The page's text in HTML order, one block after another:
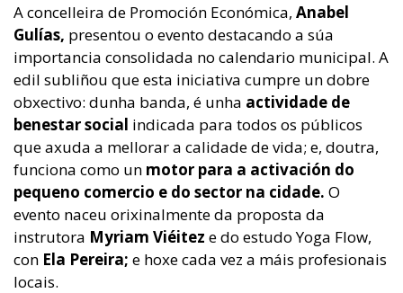
A concelleira de Promoción Económica, Anabel
Gulías, presentou o evento destacando a súa
importancia consolidada no calendario municipal. A
edil subliñou que esta iniciativa cumpre un dobre
obxectivo: dunha banda, é unha actividade de
benestar social indicada para todos os públicos
que axuda a mellorar a calidade de vida; e, doutra,
funciona como un motor para a activación do
pequeno comercio e do sector na cidade. O
evento naceu orixinalmente da proposta da
instrutora Myriam Viéitez e do estudo Yoga Flow,
con Ela Pereira; e hoxe cada vez a máis profesionais
locais.